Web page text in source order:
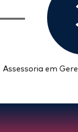
Assessoria em